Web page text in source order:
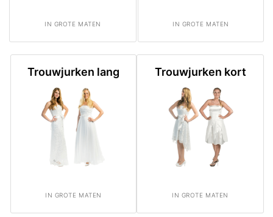
IN GROTE MATEN IN GROTE MATEN
Trouwjurken lang
IN GROTE MATEN
Trouwjurken kort
IN GROTE MATEN